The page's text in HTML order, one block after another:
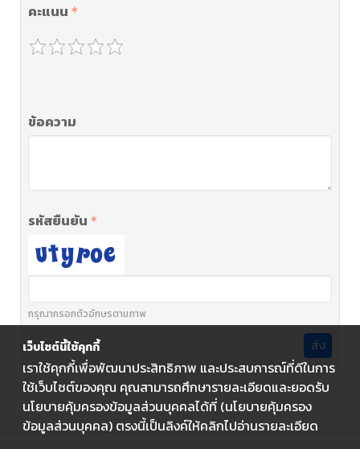
คะแนน
ข้อความ
รหัสยืนยัน
กรุณากรอกตัวอักษรตามภาพ
ส่ง
เว็บไซต์นี้ใช้คุกกี้
เราใช้คุกกี้เพื่อพัฒนาประสิทธิภาพ และประสบการณ์ที่ดีในการ
ใช้เว็บไซต์ของคุณ คุณสามารถศึกษารายละเอียดและยอดรับ
นโยบายคุ้มครองข้อมูลส่วนบุคคลได้ที่ (นโยบายคุ้มครอง
ข้อมูลส่วนบุคคล) ตรงนี้เป็นลิงค์ให้คลิกไปอ่านรายละเอียด